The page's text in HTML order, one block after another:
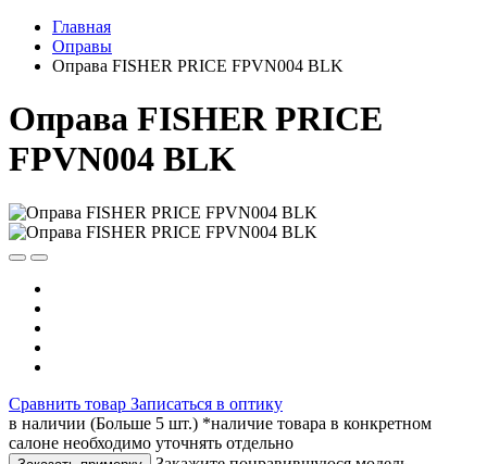
Главная
Оправы
Оправа FISHER PRICE FPVN004 BLK
Оправа FISHER PRICE
FPVN004 BLK
Сравнить товар Записаться в оптику
в наличии (Больше 5 шт.) *наличие товара в конкретном
салоне необходимо уточнять отдельно